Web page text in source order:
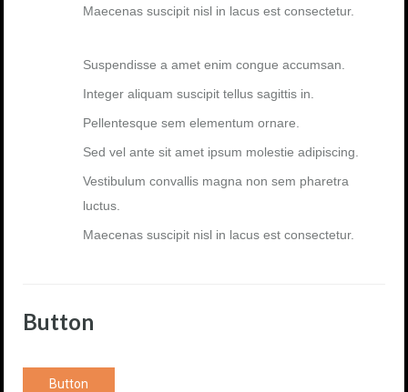
Maecenas suscipit nisl in lacus est consectetur.
Suspendisse a amet enim congue accumsan.
Integer aliquam suscipit tellus sagittis in.
Pellentesque sem elementum ornare.
Sed vel ante sit amet ipsum molestie adipiscing.
Vestibulum convallis magna non sem pharetra
luctus.
Maecenas suscipit nisl in lacus est consectetur.
Button
Button